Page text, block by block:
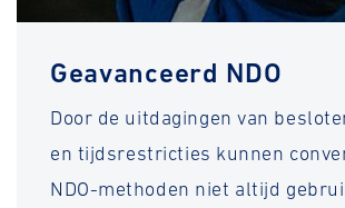
Geavanceerd NDO
Door de uitdagingen van
en tijdsrestricties kunnen
NDO-methoden niet altijd